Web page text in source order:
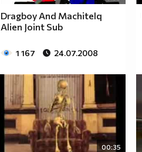
Dragboy And Machitelq
Alien Joint Sub
1 167 24.07.2008
00:35